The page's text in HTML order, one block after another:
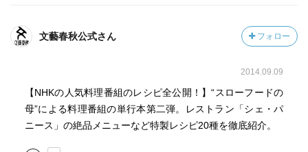
文藝春秋公式さん フォロー
2014.09.09
【NHKの人気料理番組のレシピ全公開！】“スローフードの
母”による料理番組の単行本第二弾。レストラン「シェ・パ
ニース」の絶品メニューなど特製レシピ20種を徹底紹介。